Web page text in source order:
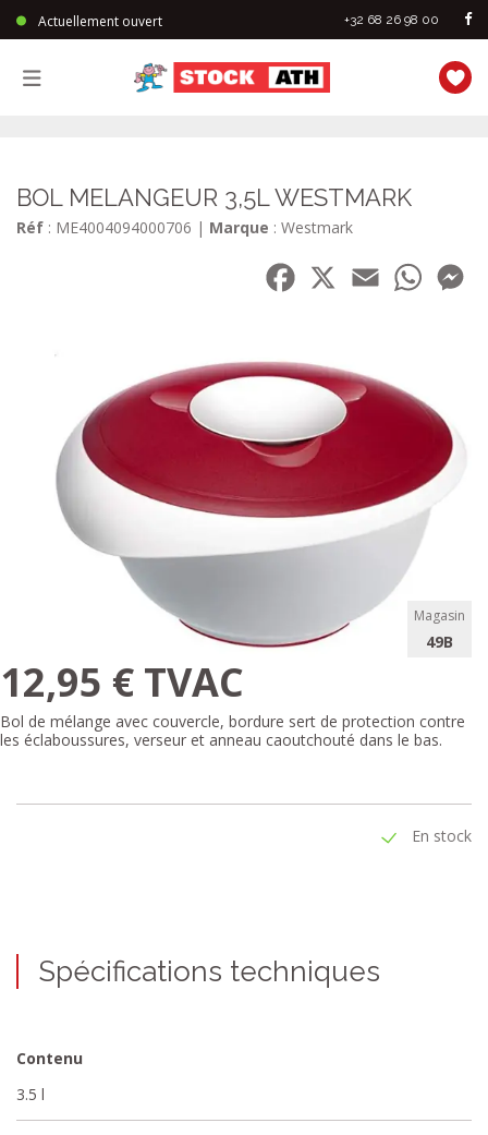
Actuellement ouvert +32 68 26 98 00
BOL MELANGEUR 3,5L WESTMARK
Réf : ME4004094000706 | Marque : Westmark
Facebook
Email
Magasin
49B
12,95 € TVAC
Bol de mélange avec couvercle, bordure sert de protection contre
les éclaboussures, verseur et anneau caoutchouté dans le bas.
En stock
Spécifications techniques
Contenu
3.5 l